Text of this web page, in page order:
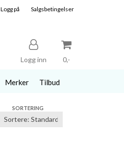
Logg på Salgsbetingelser
Logg inn 0,-
Merker Tilbud
SORTERING